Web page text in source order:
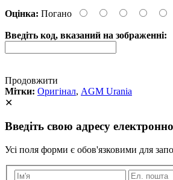
Оцінка: Погано
Введіть код, вказаний на зображенні:
Продовжити
Мітки: Оригінал, AGM Urania
✕
Введіть свою адресу
Усі поля форми є обов'язковими для